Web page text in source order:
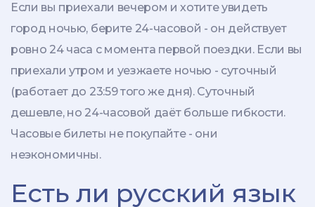
Если вы приехали вечером и хотите увидеть
город ночью, берите 24-часовой - он действует
ровно 24 часа с момента первой поездки. Если вы
приехали утром и уезжаете ночью - суточный
(работает до 23:59 того же дня). Суточный
дешевле, но 24-часовой даёт больше гибкости.
Часовые билеты не покупайте - они
неэкономичны.
Есть ли русский язык